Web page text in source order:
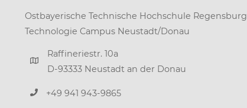
Ostbayerische Technische Hochschule Regensburg
Technologie Campus Neustadt/Donau
Raffineriestr. 10a
D-93333 Neustadt an der Donau
+49 941 943-9865